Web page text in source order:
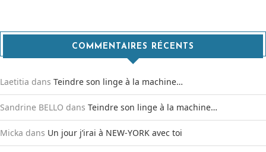
COMMENTAIRES RÉCENTS
Laetitia dans Teindre son linge à la machine…
Sandrine BELLO dans Teindre son linge à la machine…
Micka dans Un jour j’irai à NEW-YORK avec toi